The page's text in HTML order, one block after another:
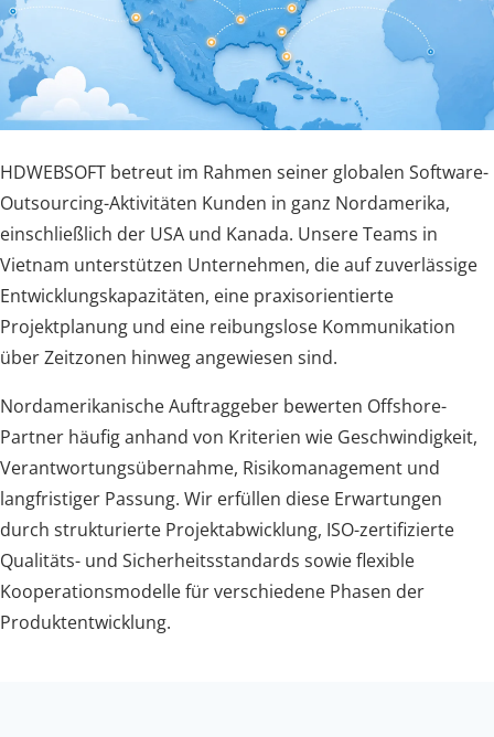
HDWEBSOFT betreut im Rahmen seiner globalen Software-
Outsourcing-Aktivitäten Kunden in ganz Nordamerika,
einschließlich der USA und Kanada. Unsere Teams in
Vietnam unterstützen Unternehmen, die auf zuverlässige
Entwicklungskapazitäten, eine praxisorientierte
Projektplanung und eine reibungslose Kommunikation
über Zeitzonen hinweg angewiesen sind.
Nordamerikanische Auftraggeber bewerten Offshore-
Partner häufig anhand von Kriterien wie Geschwindigkeit,
Verantwortungsübernahme, Risikomanagement und
langfristiger Passung. Wir erfüllen diese Erwartungen
durch strukturierte Projektabwicklung, ISO-zertifizierte
Qualitäts- und Sicherheitsstandards sowie flexible
Kooperationsmodelle für verschiedene Phasen der
Produktentwicklung.